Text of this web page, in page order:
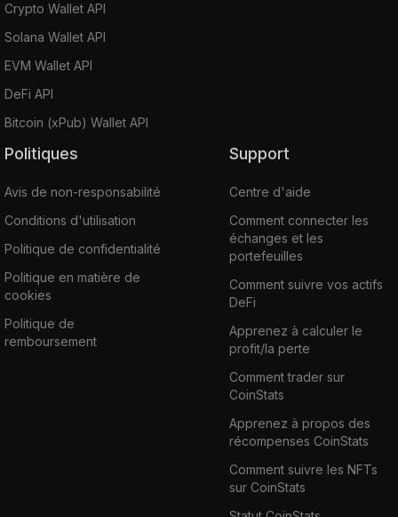
Crypto Wallet API
Solana Wallet API
EVM Wallet API
DeFi API
Bitcoin (xPub) Wallet API
Politiques
Avis de non-responsabilité
Conditions d'utilisation
Politique de confidentialité
Politique en matière de
cookies
Politique de
remboursement
Support
Centre d'aide
Comment connecter les
échanges et les
portefeuilles
Comment suivre vos actifs
DeFi
Apprenez à calculer le
profit/la perte
Comment trader sur
CoinStats
Apprenez à propos des
récompenses CoinStats
Comment suivre les NFTs
sur CoinStats